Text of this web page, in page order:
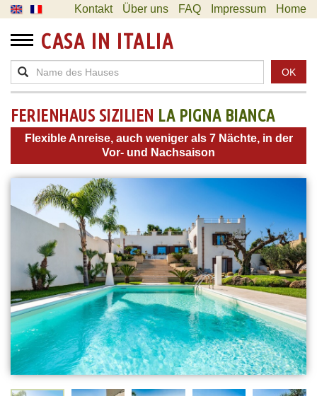
Kontakt Über uns FAQ Impressum Home
CASA IN ITALIA
OK
FERIENHAUS SIZILIEN LA PIGNA BIANCA
Flexible Anreise, auch weniger als 7 Nächte, in der
Vor- und Nachsaison